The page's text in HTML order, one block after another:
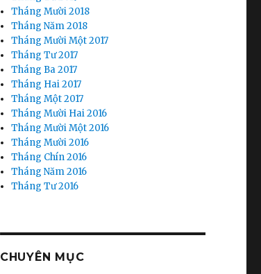
Tháng Mười 2018
Tháng Năm 2018
Tháng Mười Một 2017
Tháng Tư 2017
Tháng Ba 2017
Tháng Hai 2017
Tháng Một 2017
Tháng Mười Hai 2016
Tháng Mười Một 2016
Tháng Mười 2016
Tháng Chín 2016
Tháng Năm 2016
Tháng Tư 2016
CHUYÊN MỤC